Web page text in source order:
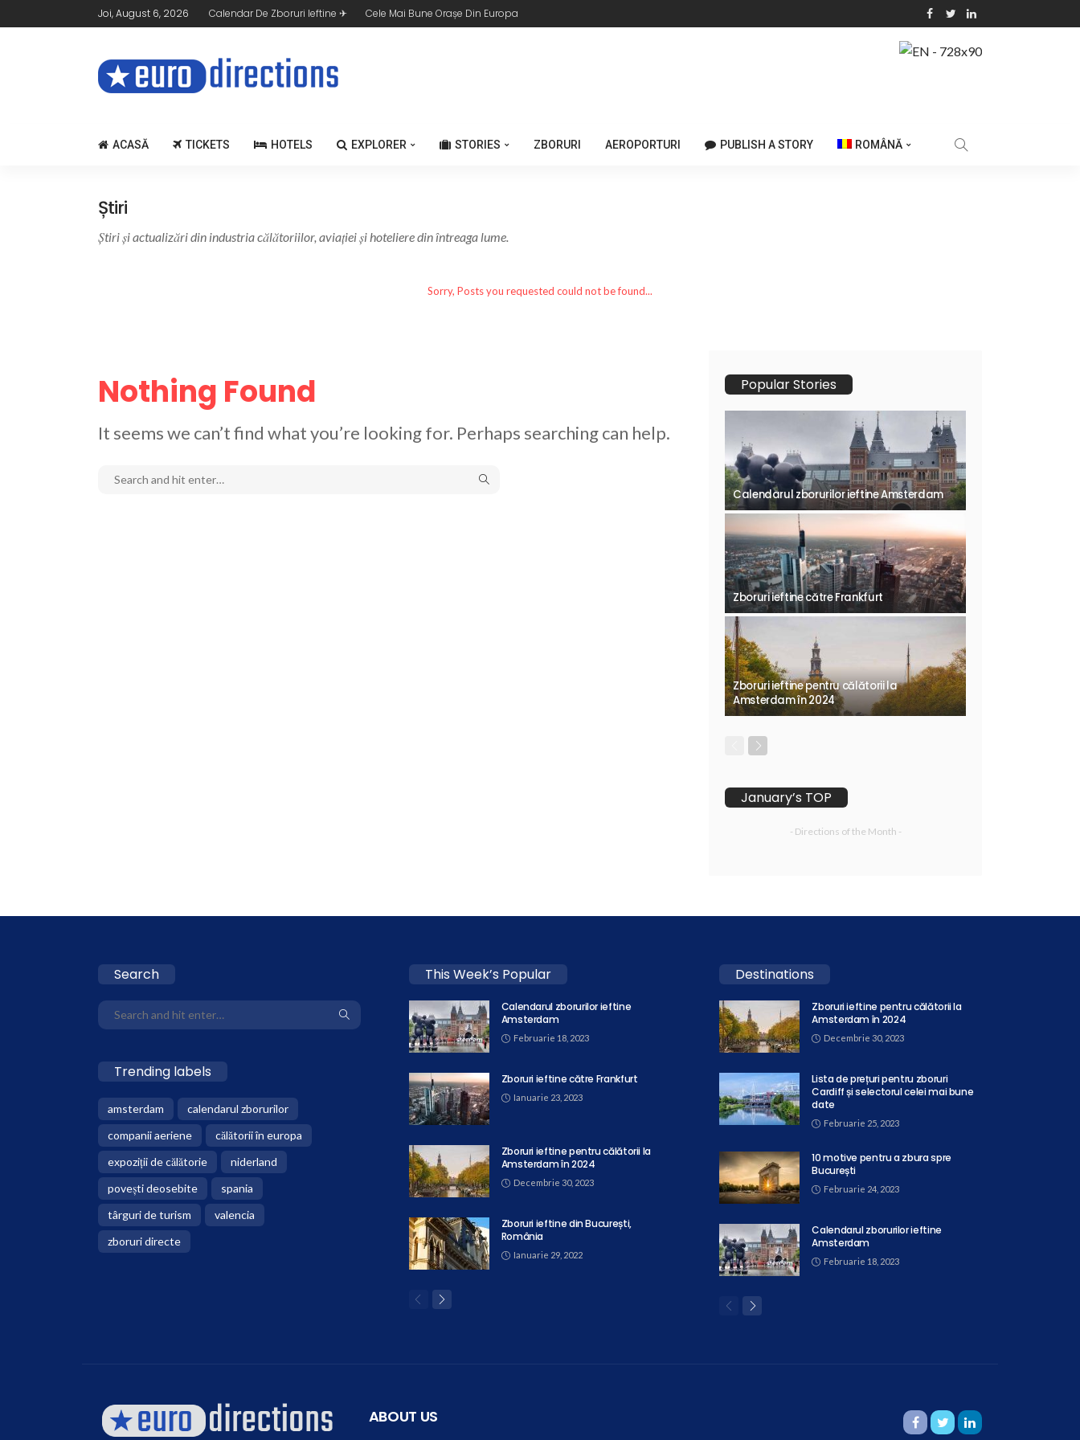
Joi, August 6, 2026 Calendar De Zboruri Ieftine ✈ Cele Mai Bune Orașe Din Europa
ACASĂ TICKETS HOTELS EXPLORER STORIES ZBORURI AEROPORTURI PUBLISH A STORY ROMÂNĂ
Știri
Știri și actualizări din industria călătoriilor, aviației și hoteliere din întreaga lume.
Sorry, Posts you requested could not be found...
Nothing Found
It seems we can’t find what you’re looking for. Perhaps searching can help.
Popular Stories
Calendarul zborurilor ieftine Amsterdam
Zboruri ieftine către Frankfurt
Zboruri ieftine pentru călătorii la
Amsterdam în 2024
January’s TOP
- Directions of the Month -
Search
Trending labels
amsterdam
calendarul zborurilor
companii aeriene
călătorii în europa
expoziții de călătorie
niderland
povești deosebite
spania
târguri de turism
valencia
zboruri directe
This Week’s Popular
Calendarul zborurilor ieftine
Amsterdam
Februarie 18, 2023
Zboruri ieftine către Frankfurt
Ianuarie 23, 2023
Zboruri ieftine pentru călătorii la
Amsterdam în 2024
Decembrie 30, 2023
Zboruri ieftine din București,
România
Ianuarie 29, 2022
Destinations
Zboruri ieftine pentru călătorii la
Amsterdam în 2024
Decembrie 30, 2023
Lista de prețuri pentru zboruri
Cardiff și selectorul celei mai bune
date
Februarie 25, 2023
10 motive pentru a zbura spre
București
Februarie 24, 2023
Calendarul zborurilor ieftine
Amsterdam
Februarie 18, 2023
ABOUT US